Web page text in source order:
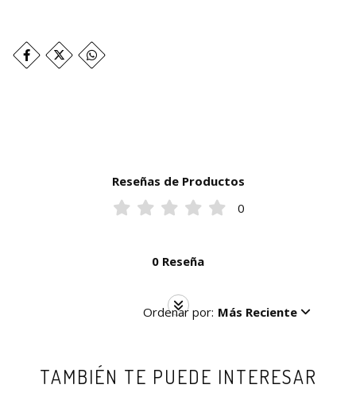
Reseñas de Productos
0
0 Reseña
Ordenar por: Más Reciente
TAMBIÉN TE PUEDE INTERESAR